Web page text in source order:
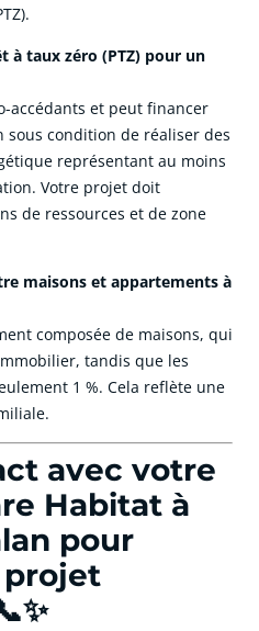
à taux zéro (PTZ) pour un
accédants et peut financer
sous condition de réaliser des
représentant au moins
Votre projet doit
de ressources et de zone
maisons et appartements à
composée de maisons, qui
tandis que les
1 %. Cela reflète une
avec votre
Habitat à
pour
projet